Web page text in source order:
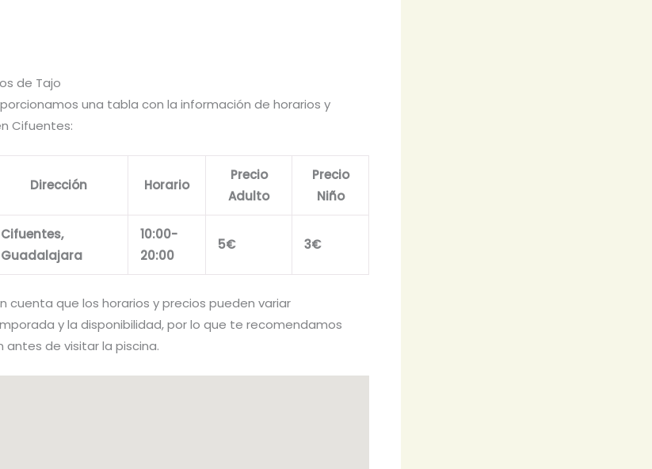
de Tajo
una tabla con la información de horarios y
Cifuentes:
Dirección Horario
Precio
Adulto
Precio
Niño
Cifuentes,
Guadalajara
10:00-
20:00
5€ 3€
cuenta que los horarios y precios pueden variar
y la disponibilidad, por lo que te recomendamos
antes de visitar la piscina.